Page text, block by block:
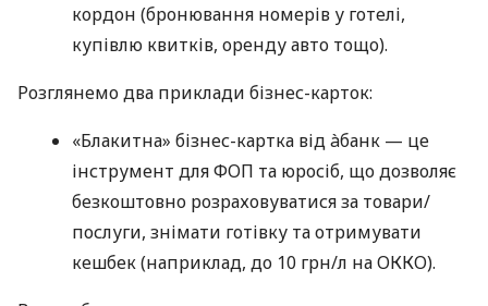
кордон (бронювання номерів у готелі,
купівлю квитків, оренду авто тощо).
Розглянемо два приклади бізнес-карток:
«Блакитна» бізнес-картка від àбанк — це
інструмент для ФОП та юросіб, що дозволяє
безкоштовно розраховуватися за товари/
послуги, знімати готівку та отримувати
кешбек (наприклад, до 10 грн/л на ОККО).